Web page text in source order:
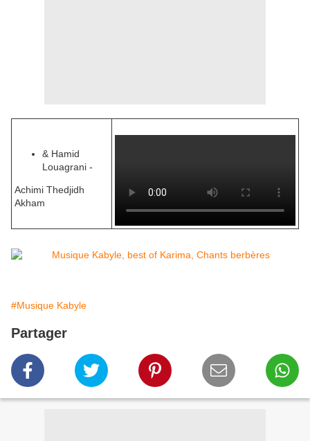
& Hamid
Louagrani -
Achimi Thedjidh
Akham
#Musique Kabyle
Partager